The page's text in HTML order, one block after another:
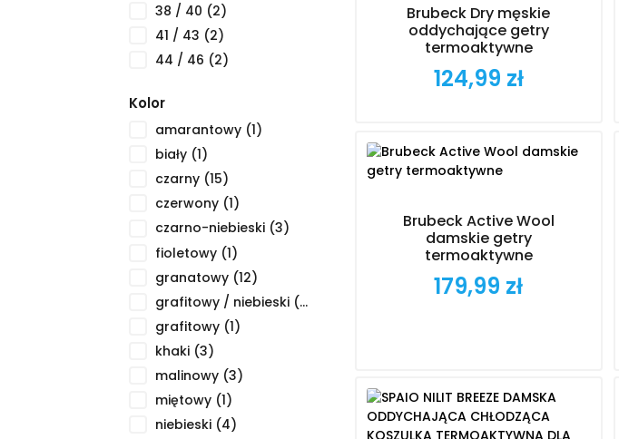
38 / 40 (2)
41 / 43 (2)
44 / 46 (2)
Kolor
amarantowy (1)
biały (1)
czarny (15)
czerwony (1)
czarno-niebieski (3)
fioletowy (1)
granatowy (12)
grafitowy / niebieski (4)
grafitowy (1)
khaki (3)
malinowy (3)
miętowy (1)
niebieski (4)
Brubeck Dry męskie
oddychające getry
termoaktywne
Cena
124,99 zł
Brubeck Active Wool
damskie getry
termoaktywne
Cena
179,99 zł